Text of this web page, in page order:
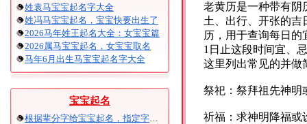
姓袁马宝宝起名字大全
姓冯马宝宝起名，宝宝快要出生了
2026马年姓王起名大全：女宝宝篇
2026属马宝宝起名，女宝宝取名
马年6月出生马宝宝起名字大全
宝宝起名
根据辈分字给宝宝起名，指定字宝宝起名大全
老黄历是一种带有阴
土、出行、开张的吉
历，用于查询每日的
1日止这段时间宜、
这里列出常见的并做
祭祀：祭拜祖先神明
祈福：求神明降福或